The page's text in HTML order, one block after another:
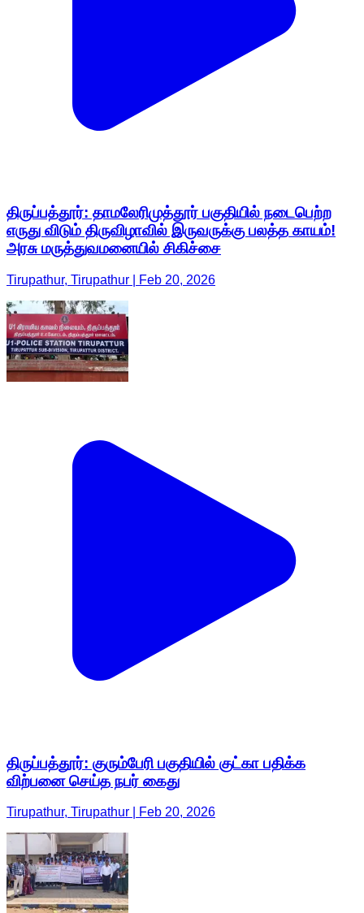
திருப்பத்தூர்: தாமலேரிமுத்தூர் பகுதியில் நடைபெற்ற
எருது விடும் திருவிழாவில் இருவருக்கு பலத்த காயம்!
அரசு மருத்துவமனையில் சிகிச்சை
Tirupathur, Tirupathur | Feb 20, 2026
திருப்பத்தூர்: குரும்பேரி பகுதியில் குட்கா பதிக்க
விற்பனை செய்த நபர் கைது
Tirupathur, Tirupathur | Feb 20, 2026